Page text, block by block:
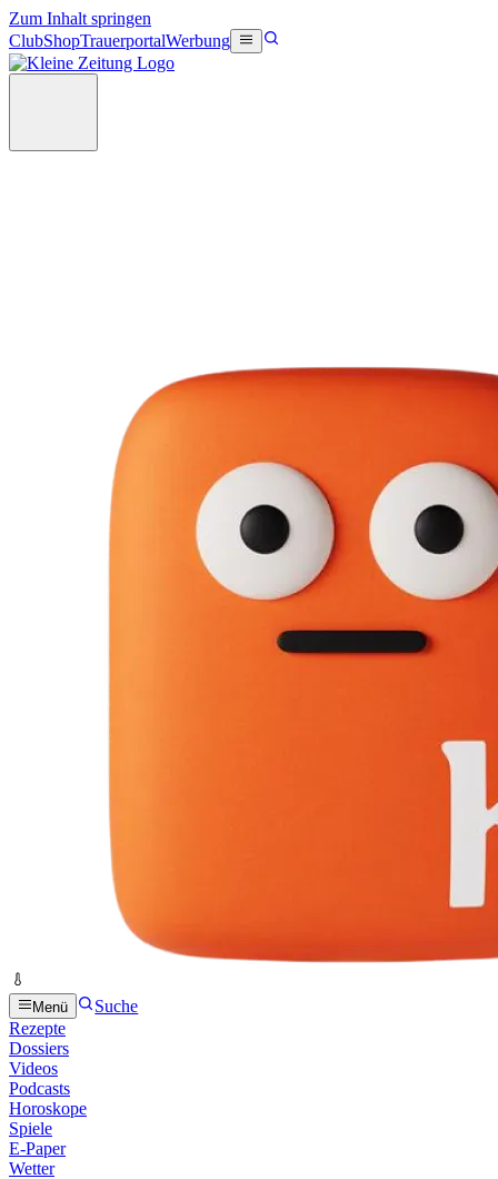
Zum Inhalt springen
ClubShopTrauerportalWerbung
Menü
Suche
Rezepte
Dossiers
Videos
Podcasts
Horoskope
Spiele
E-Paper
Wetter